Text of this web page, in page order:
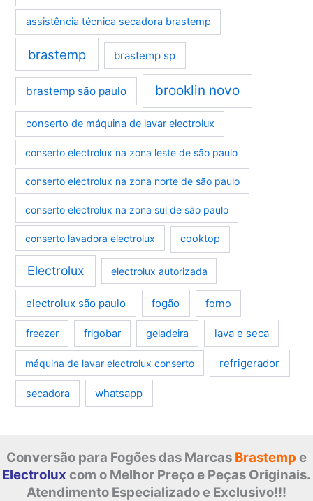
assistência técnica secadora brastemp
brastemp brastemp sp
brastemp são paulo brooklin novo
conserto de máquina de lavar electrolux
conserto electrolux na zona leste de são paulo
conserto electrolux na zona norte de são paulo
conserto electrolux na zona sul de são paulo
conserto lavadora electrolux cooktop
Electrolux electrolux autorizada
electrolux são paulo fogão forno
freezer frigobar geladeira lava e seca
máquina de lavar electrolux conserto refrigerador
secadora whatsapp
Conversão para Fogões das Marcas Brastemp e
Electrolux com o Melhor Preço e Peças Originais.
Atendimento Especializado e Exclusivo!!!